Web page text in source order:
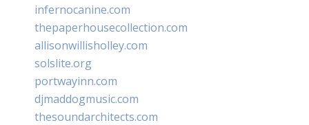
infernocanine.com
thepaperhousecollection.com
allisonwillisholley.com
solslite.org
portwayinn.com
djmaddogmusic.com
thesoundarchitects.com